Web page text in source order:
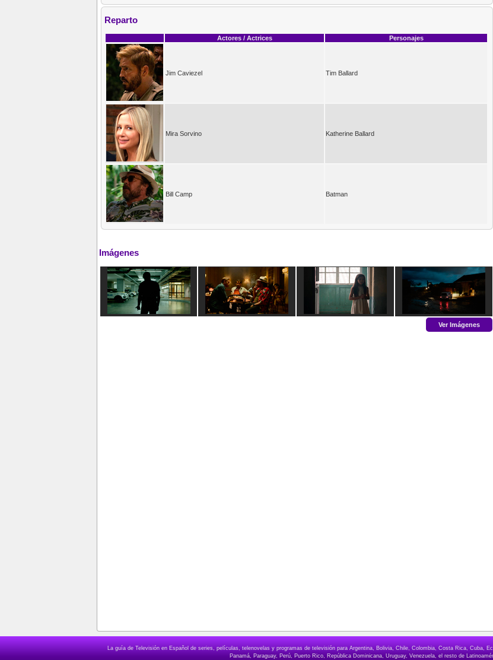
Reparto
Actores / Actrices Personajes
Jim Caviezel Tim Ballard
Mira Sorvino Katherine Ballard
Bill Camp Batman
Imágenes
Ver Imágenes
La guía de Televisión en Español de series, películas, telenovelas y programas de televisión para Argentina, Bolivia, Chile, Colombia, Costa Rica, Cuba,
Panamá, Paraguay, Perú, Puerto Rico, República Dominicana, Uruguay, Venezuela, el resto de